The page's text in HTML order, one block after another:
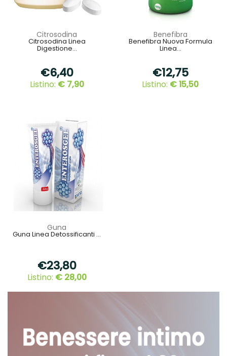
Citrosodina
Citrosodina Linea
Digestione...
€6,40
Listino: € 7,90
Benefibra
Benefibra Nuova Formula
Linea...
€12,75
Listino: € 15,50
Guna
Guna Linea Detossificanti ...
€23,80
Listino: € 28,00